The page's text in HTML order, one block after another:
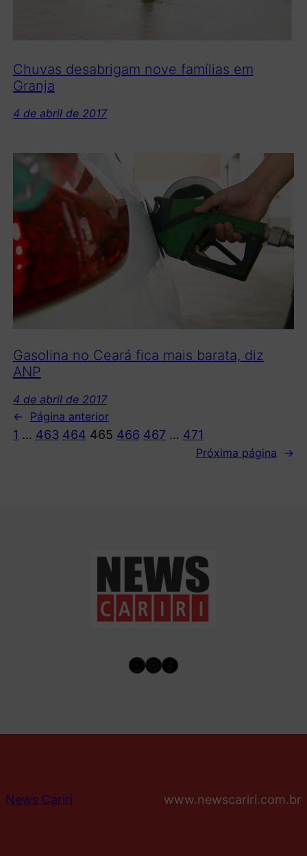
Chuvas desabrigam nove famílias em
Granja
4 de abril de 2017
Gasolina no Ceará fica mais barata, diz
ANP
4 de abril de 2017
←
Página anterior
1 … 463 464 465 466 467 … 471
Próxima página →
Youtube
Instagram
Facebook
News Cariri www.newscariri.com.br